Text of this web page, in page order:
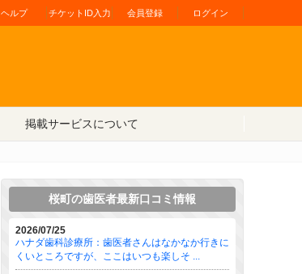
ヘルプ チケットID入力 会員登録 ログイン
掲載サービスについて
桜町の歯医者最新口コミ情報
2026/07/25
ハナダ歯科診療所：歯医者さんはなかなか行きに
くいところですが、ここはいつも楽しそ ...